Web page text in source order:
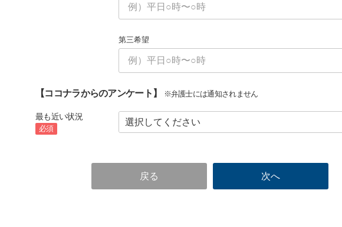
第三希望
【ココナラからのアンケート】 ※弁護士には通知されません
最も近い状況
必須